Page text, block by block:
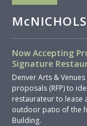
Now Accepting
Signature
Denver Arts &
proposals (RFP) to
restaurateur to lease
outdoor patio of the
Building.